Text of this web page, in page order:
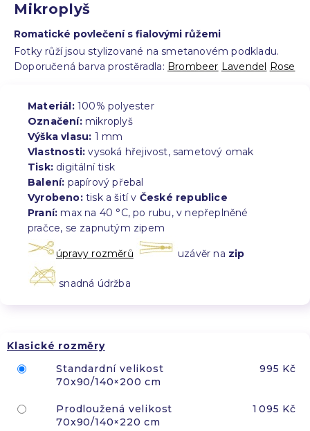
Mikroplyš
Romatické povlečení s fialovými růžemi
Fotky růží jsou stylizované na smetanovém podkladu.
Doporučená barva prostěradla: Brombeer Lavendel Rose
Materiál:100% polyester
Označení:mikroplyš
Výška vlasu: 1 mm
Vlastnosti: vysoká hřejivost, sametový omak
Tisk: digitální tisk
Balení: papírový přebal
Vyrobeno:tisk a šití v České republice
Praní: max na 40 °C, po rubu, v nepřeplněné
pračce, se zapnutým zipem
úpravy rozměrů uzávěr na zip
snadná údržba
Klasické rozměry
Standardní velikost
70x90/140×200 cm
995 Kč
Prodloužená velikost
70x90/140×220 cm
1 095 Kč